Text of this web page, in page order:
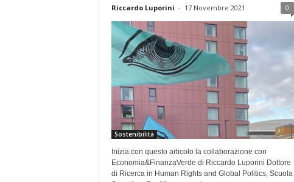
Riccardo Luporini - 17 Novembre 2021 0
Sostenibilità
Inizia con questo articolo la collaborazione con
Economia&FinanzaVerde di Riccardo Luporini Dottore
di Ricerca in Human Rights and Global Politics, Scuola